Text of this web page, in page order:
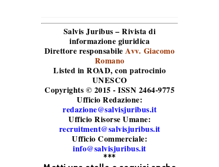
Salvis Juribus – Rivista di
informazione giuridica
Direttore responsabileAvv. Giacomo
Romano
Listed in ROAD, con patrocinio
UNESCO
Copyrights © 2015 - ISSN 2464-9775
Ufficio Redazione:
redazione@salvisjuribus.it
Ufficio Risorse Umane:
recruitment@salvisjuribus.it
Ufficio Commerciale:
info@salvisjuribus.it
***